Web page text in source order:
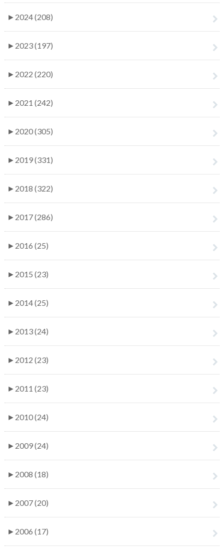
► 2024 (208)
► 2023 (197)
► 2022 (220)
► 2021 (242)
► 2020 (305)
► 2019 (331)
► 2018 (322)
► 2017 (286)
► 2016 (25)
► 2015 (23)
► 2014 (25)
► 2013 (24)
► 2012 (23)
► 2011 (23)
► 2010 (24)
► 2009 (24)
► 2008 (18)
► 2007 (20)
► 2006 (17)